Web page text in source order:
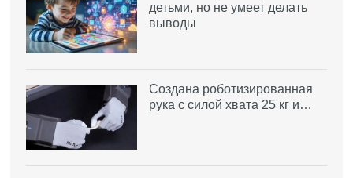
детьми, но не умеет делать
выводы
Создана роботизированная
рука с силой хвата 25 кг и…